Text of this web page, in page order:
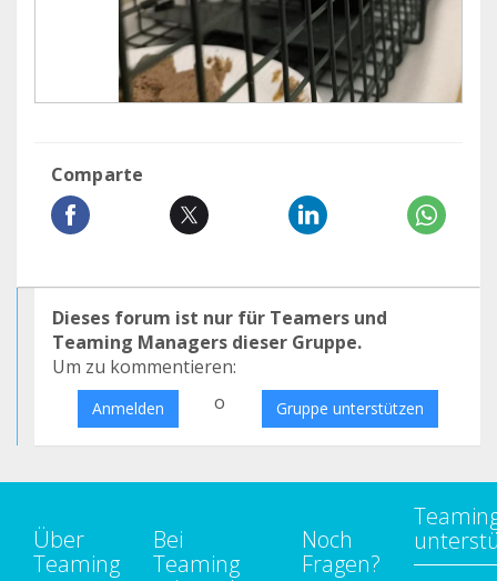
Comparte
Dieses forum ist nur für Teamers und
Teaming Managers dieser Gruppe.
Um zu kommentieren:
Anmelden o Gruppe unterstützen
Über
Teaming
Bei
Teaming
Noch
Fragen?